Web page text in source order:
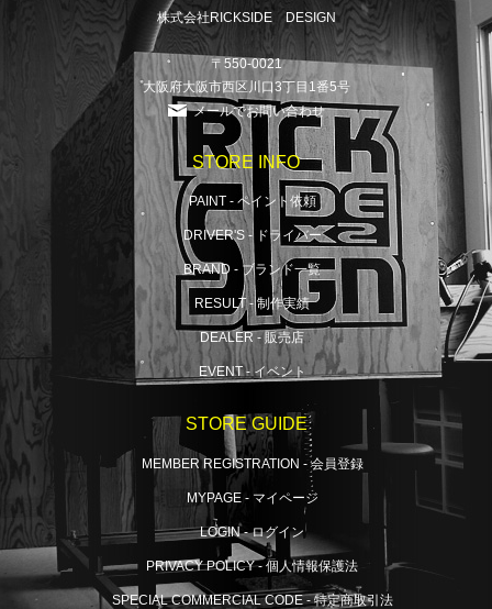
株式会社RICKSIDE DESIGN
〒550-0021
大阪府大阪市西区川口3丁目1番5号
メールでお問い合わせ
STORE INFO
PAINT - ペイント依頼
DRIVER'S - ドライバー
BRAND - ブランド一覧
RESULT - 制作実績
DEALER - 販売店
EVENT - イベント
STORE GUIDE
MEMBER REGISTRATION - 会員登録
MYPAGE - マイページ
LOGIN - ログイン
PRIVACY POLICY - 個人情報保護法
SPECIAL COMMERCIAL CODE - 特定商取引法